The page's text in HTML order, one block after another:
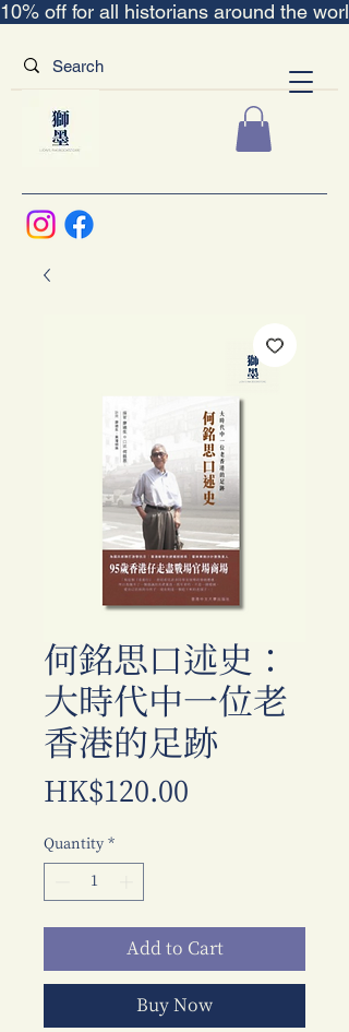
10% off for all historians around the
何銘思口述史：
大時代中一位老
香港的足跡
HK$120.00
Quantity *
Add to Cart
Buy Now